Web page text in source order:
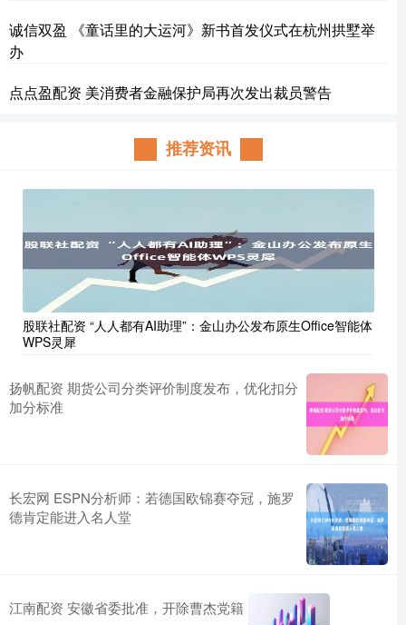
诚信双盈 《童话里的大运河》新书首发仪式在杭州拱墅举
办
点点盈配资 美消费者金融保护局再次发出裁员警告
推荐资讯
股联社配资 “人人都有AI助理”：金山办公发布原生Office智能体
WPS灵犀
扬帆配资 期货公司分类评价制度发布，优化扣分
加分标准
长宏网 ESPN分析师：若德国欧锦赛夺冠，施罗
德肯定能进入名人堂
江南配资 安徽省委批准，开除曹杰党籍